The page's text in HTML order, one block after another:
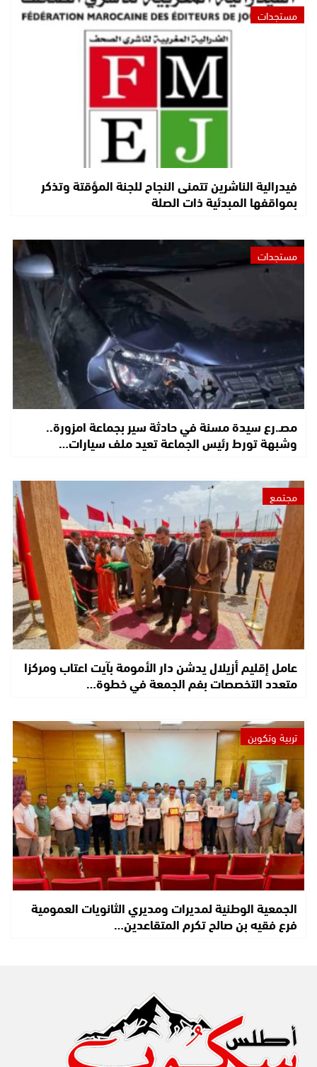
مستجدات
فيدرالية الناشرين تتمنى النجاح للجنة المؤقتة وتذكر
بمواقفها المبدئية ذات الصلة
مستجدات
مصـ.رع سيدة مسنة في حادثة سير بجماعة امزورة..
وشبهة تورط رئيس الجماعة تعيد ملف سيارات…
مجتمع
عامل إقليم أزيلال يدشن دار الأمومة بآيت اعتاب ومركزا
متعدد التخصصات بفم الجمعة في خطوة…
تربية وتكوين
الجمعية الوطنية لمديرات ومديري الثانويات العمومية
فرع فقيه بن صالح تكرم المتقاعدين…